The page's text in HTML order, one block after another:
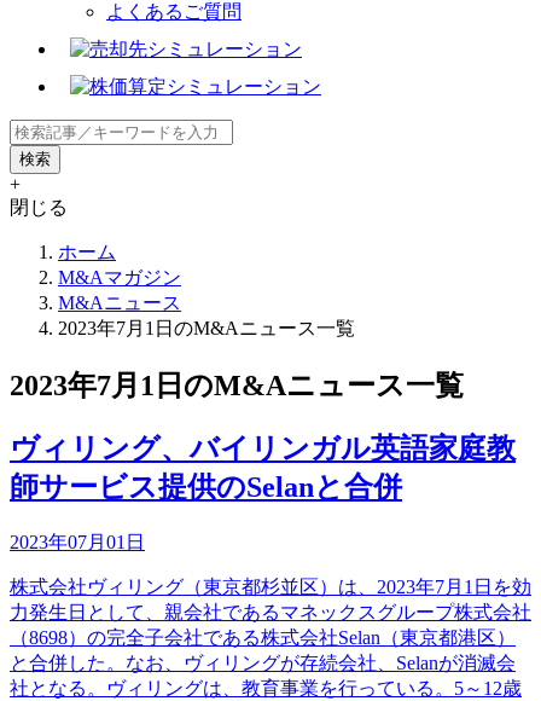
よくあるご質問
+
閉じる
ホーム
M&Aマガジン
M&Aニュース
2023年7月1日のM&Aニュース一覧
2023年7月1日のM&Aニュース一覧
ヴィリング、バイリンガル英語家庭教
師サービス提供のSelanと合併
2023年07月01日
株式会社ヴィリング（東京都杉並区）は、2023年7月1日を効
力発生日として、親会社であるマネックスグループ株式会社
（8698）の完全子会社である株式会社Selan（東京都港区）
と合併した。なお、ヴィリングが存続会社、Selanが消滅会
社となる。ヴィリングは、教育事業を行っている。5～12歳